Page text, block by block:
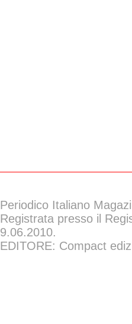
Periodico Italiano
Registrata presso il
9.06.2010.
EDITORE: Compact